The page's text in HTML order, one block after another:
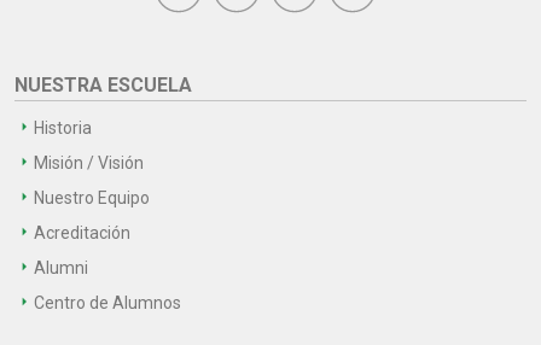
NUESTRA ESCUELA
Historia
Misión / Visión
Nuestro Equipo
Acreditación
Alumni
Centro de Alumnos